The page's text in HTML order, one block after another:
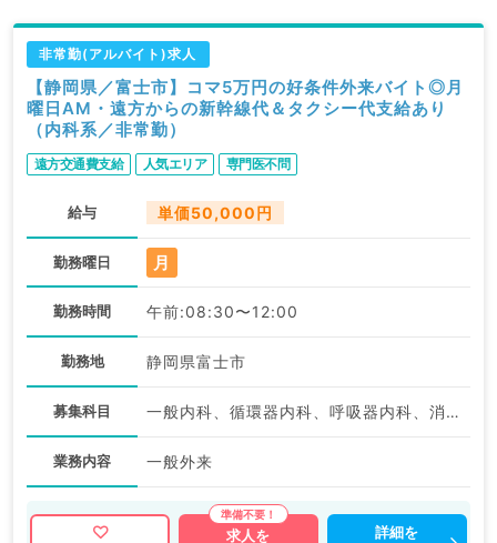
非常勤(アルバイト)求人
【静岡県／富士市】コマ5万円の好条件外来バイト◎月
曜日AM・遠方からの新幹線代＆タクシー代支給あり
（内科系／非常勤）
遠方交通費支給 人気エリア 専門医不問
給与 単価50,000円
勤務曜日 月
勤務時間 午前:08:30〜12:00
勤務地 静岡県富士市
募集科目 一般内科、循環器内科、呼吸器内科、消化器内科、内分泌・代謝内科、腎臓内科
業務内容 一般外来
求人を 詳細を